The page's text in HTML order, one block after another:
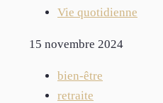
Vie quotidienne
15 novembre 2024
bien-être
retraite